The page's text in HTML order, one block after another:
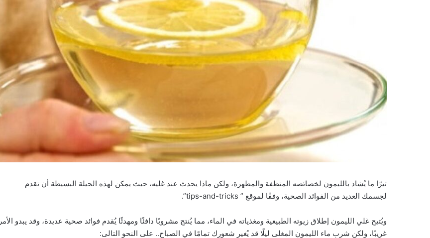
ثيرًا ما يُشاد بالليمون لخصائصه المنظفة والمطهرة، ولكن ماذا يحدث عند غليه، حيث يمكن لهذه الحيلة البسيطة أن تقدم
لجسمك العديد من الفوائد الصحية، وفقًا لموقع ” tips-and-tricks”.
ويُتيح غلي الليمون إطلاق زيوته الطبيعية ومغذياته في الماء، مما يُنتج مشروبًا دافئًا ومهدئًا يُقدم فوائد صحية عديدة، وقد يبدو الأمر
غريبًا، ولكن شرب ماء الليمون المغلى ليلًا قد يُغير شعورك تمامًا في الصباح.. على النحو التالى: